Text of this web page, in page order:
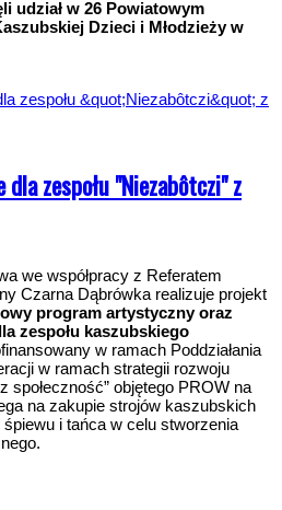
udział w 26 Powiatowym
Dzieci i Młodzieży w
zespołu "Niezabôtczi" z
we współpracy z Referatem
Czarna Dąbrówka realizuje projekt
program artystyczny oraz
zespołu kaszubskiego
w ramach Poddziałania
w ramach strategii rozwoju
społeczność” objętego PROW na
na zakupie strojów kaszubskich
i tańca w celu stworzenia